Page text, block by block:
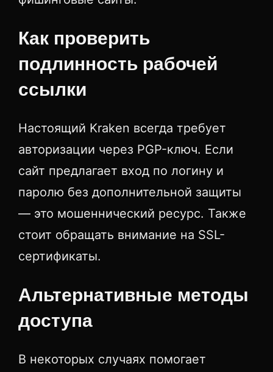
Как проверить
подлинность рабочей
ссылки
Настоящий Kraken всегда требует
авторизации через PGP-ключ. Если
сайт предлагает вход по логину и
паролю без дополнительной защиты
— это мошеннический ресурс. Также
стоит обращать внимание на SSL-
сертификаты.
Альтернативные методы
доступа
В некоторых случаях помогает